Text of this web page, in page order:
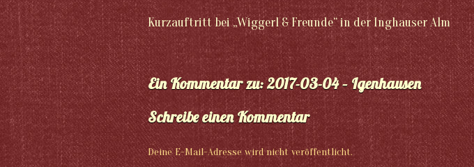
Kurzauftritt bei „Wiggerl & Freunde“ in der Inghauser Alm
Ein Kommentar zu: 2017-03-04 – Igenhausen
Schreibe einen Kommentar
Deine E-Mail-Adresse wird nicht veröffentlicht.